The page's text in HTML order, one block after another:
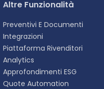
Altre Funzionalità
Preventivi E Documenti
Integrazioni
Piattaforma Rivenditori
Analytics
Approfondimenti ESG
Quote Automation